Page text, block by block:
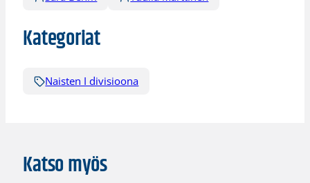
Kategoriat
Naisten I divisioona
Katso myös